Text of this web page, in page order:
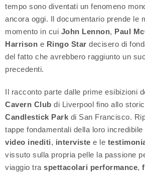
tempo sono diventati un fenomeno
ancora oggi. Il documentario prende le
momento in cui John Lennon, Paul
Harrison e Ringo Star decisero di
del fatto che avrebbero raggiunto un
precedenti.
Il racconto parte dalle prime esibizioni
Cavern Club di Liverpool fino allo
Candlestick Park di San Francisco.
tappe fondamentali della loro
video inediti, interviste e le
vissuto sulla propria pelle la passione
viaggio tra spettacolari performance,